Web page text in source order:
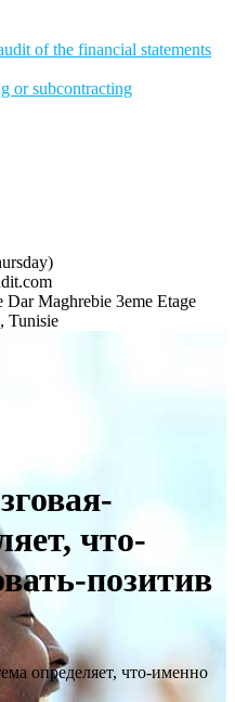
of the financial statements
or subcontracting
Dar Maghrebie 3eme Etage
Tunisie
что-
позитив
определяет, что-именно